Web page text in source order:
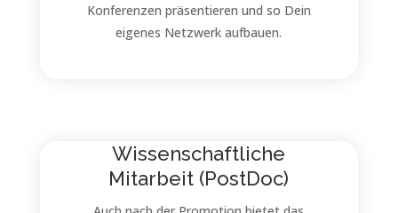
Konferenzen präsentieren und so Dein
eigenes Netzwerk aufbauen.
Wissenschaftliche
Mitarbeit (PostDoc)